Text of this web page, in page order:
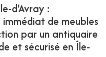
d'Avray :
de meubles
par un antiquaire
et sécurisé en Île-